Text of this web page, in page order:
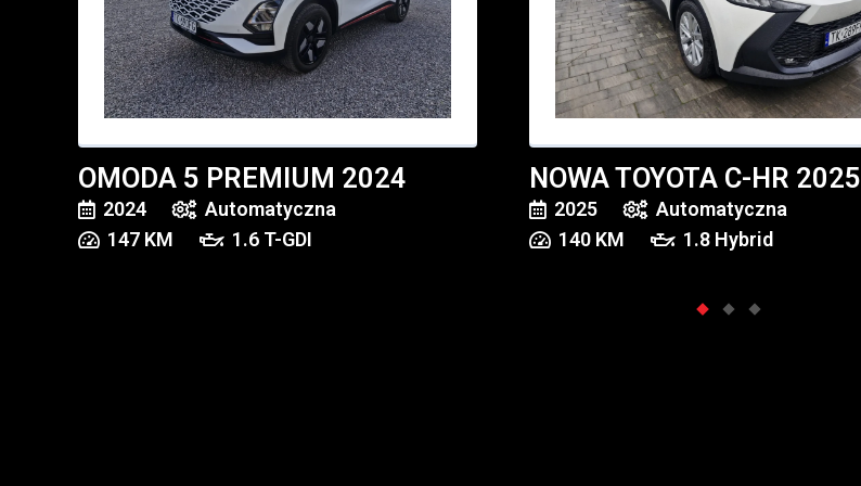
OMODA 5 PREMIUM 2024
2024
Automatyczna
147 KM 1.6 T-GDI
NOWA TOYOTA C-HR 2025
2025
Automatyczna
140 KM 1.8 Hybrid